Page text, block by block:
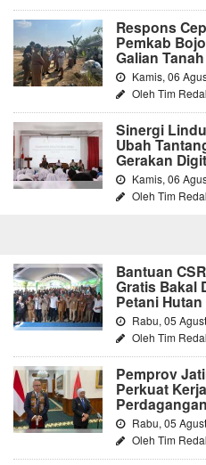
Respons
Pemkab
Galian
Kamis, 06
Oleh Tim
Sinergi
Ubah
Gerakan
Kamis, 06
Oleh Tim
Bantuan
Gratis Bakal
Petani
Rabu, 05
Oleh Tim
Pemprov
Perkuat
Rabu, 05
Oleh Tim